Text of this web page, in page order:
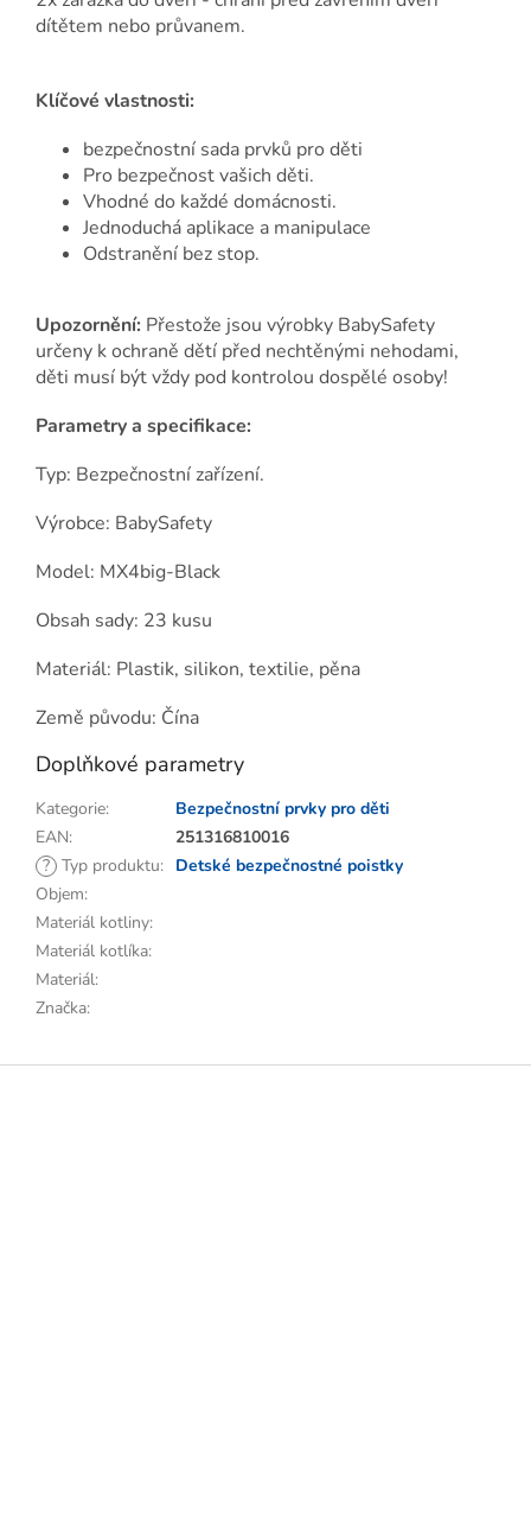
dítětem nebo průvanem.
Klíčové vlastnosti:
bezpečnostní sada prvků pro děti
Pro bezpečnost vašich děti.
Vhodné do každé domácnosti.
Jednoduchá aplikace a manipulace
Odstranění bez stop.
Upozornění: Přestože jsou výrobky BabySafety
určeny k ochraně dětí před nechtěnými nehodami,
děti musí být vždy pod kontrolou dospělé osoby!
Parametry a specifikace:
Typ: Bezpečnostní zařízení.
Výrobce: BabySafety
Model: MX4big-Black
Obsah sady: 23 kusu
Materiál: Plastik, silikon, textilie, pěna
Země původu: Čína
Doplňkové parametry
Kategorie:
Bezpečnostní prvky pro děti
EAN:
251316810016
? Typ produktu: Detské bezpečnostné poistky
Objem:
Materiál kotliny:
Materiál kotlíka:
Materiál:
Značka:
Z